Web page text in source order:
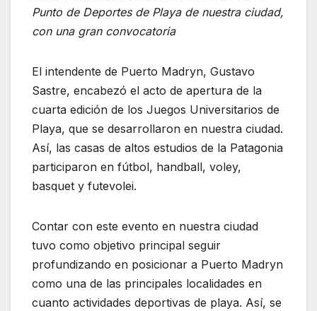
Punto de Deportes de Playa de nuestra ciudad,
con una gran convocatoria
El intendente de Puerto Madryn, Gustavo
Sastre, encabezó el acto de apertura de la
cuarta edición de los Juegos Universitarios de
Playa, que se desarrollaron en nuestra ciudad.
Así, las casas de altos estudios de la Patagonia
participaron en fútbol, handball, voley,
basquet y futevolei.
Contar con este evento en nuestra ciudad
tuvo como objetivo principal seguir
profundizando en posicionar a Puerto Madryn
como una de las principales localidades en
cuanto actividades deportivas de playa. Así, se